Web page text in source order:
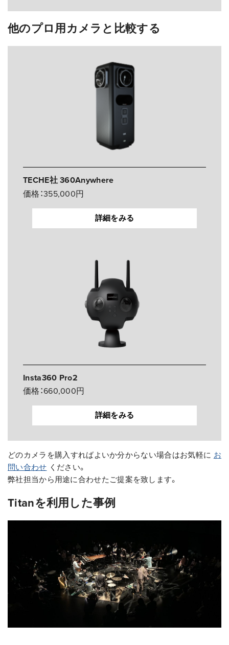
他のプロ用カメラと比較する
TECHE社 360Anywhere
価格：355,000円
詳細をみる
Insta360 Pro2
価格：660,000円
詳細をみる
どのカメラを購入すればよいか分からない場合はお気軽に お
問い合わせ ください。
弊社担当から用途に合わせたご提案を致します。
Titanを利用した事例